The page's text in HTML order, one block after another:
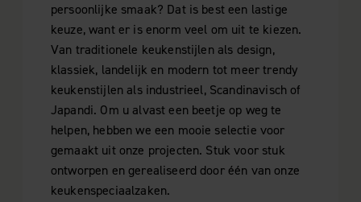
persoonlijke smaak? Dat is best een lastige
keuze, want er is enorm veel om uit te kiezen.
Van traditionele keukenstijlen als design,
klassiek, landelijk en modern tot meer trendy
keukenstijlen als industrieel, Scandinavisch of
Japandi. Om u alvast een beetje op weg te
helpen, hebben we een mooie selectie voor
gemaakt uit onze projecten. Stuk voor stuk
ontworpen en gerealiseerd door één van onze
keukenspeciaalzaken.